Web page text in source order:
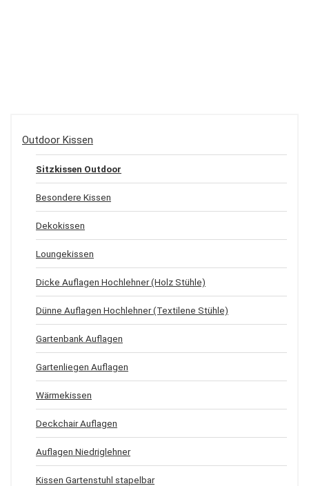
Outdoor Kissen
Sitzkissen Outdoor
Besondere Kissen
Dekokissen
Loungekissen
Dicke Auflagen Hochlehner (Holz Stühle)
Dünne Auflagen Hochlehner (Textilene Stühle)
Gartenbank Auflagen
Gartenliegen Auflagen
Wärmekissen
Deckchair Auflagen
Auflagen Niedriglehner
Kissen Gartenstuhl stapelbar